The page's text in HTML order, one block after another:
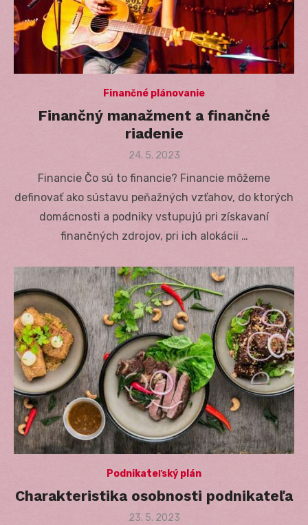
Finančné plánovanie
Finančný manažment a finančné
riadenie
Posted
24. 5. 2023
Financie Čo sú to financie? Financie môžeme
definovať ako sústavu peňažných vzťahov, do ktorých
domácnosti a podniky vstupujú pri získavaní
finančných zdrojov, pri ich alokácii …
Podnikateľský plán
Charakteristika osobnosti podnikateľa
Posted
23. 5. 2023